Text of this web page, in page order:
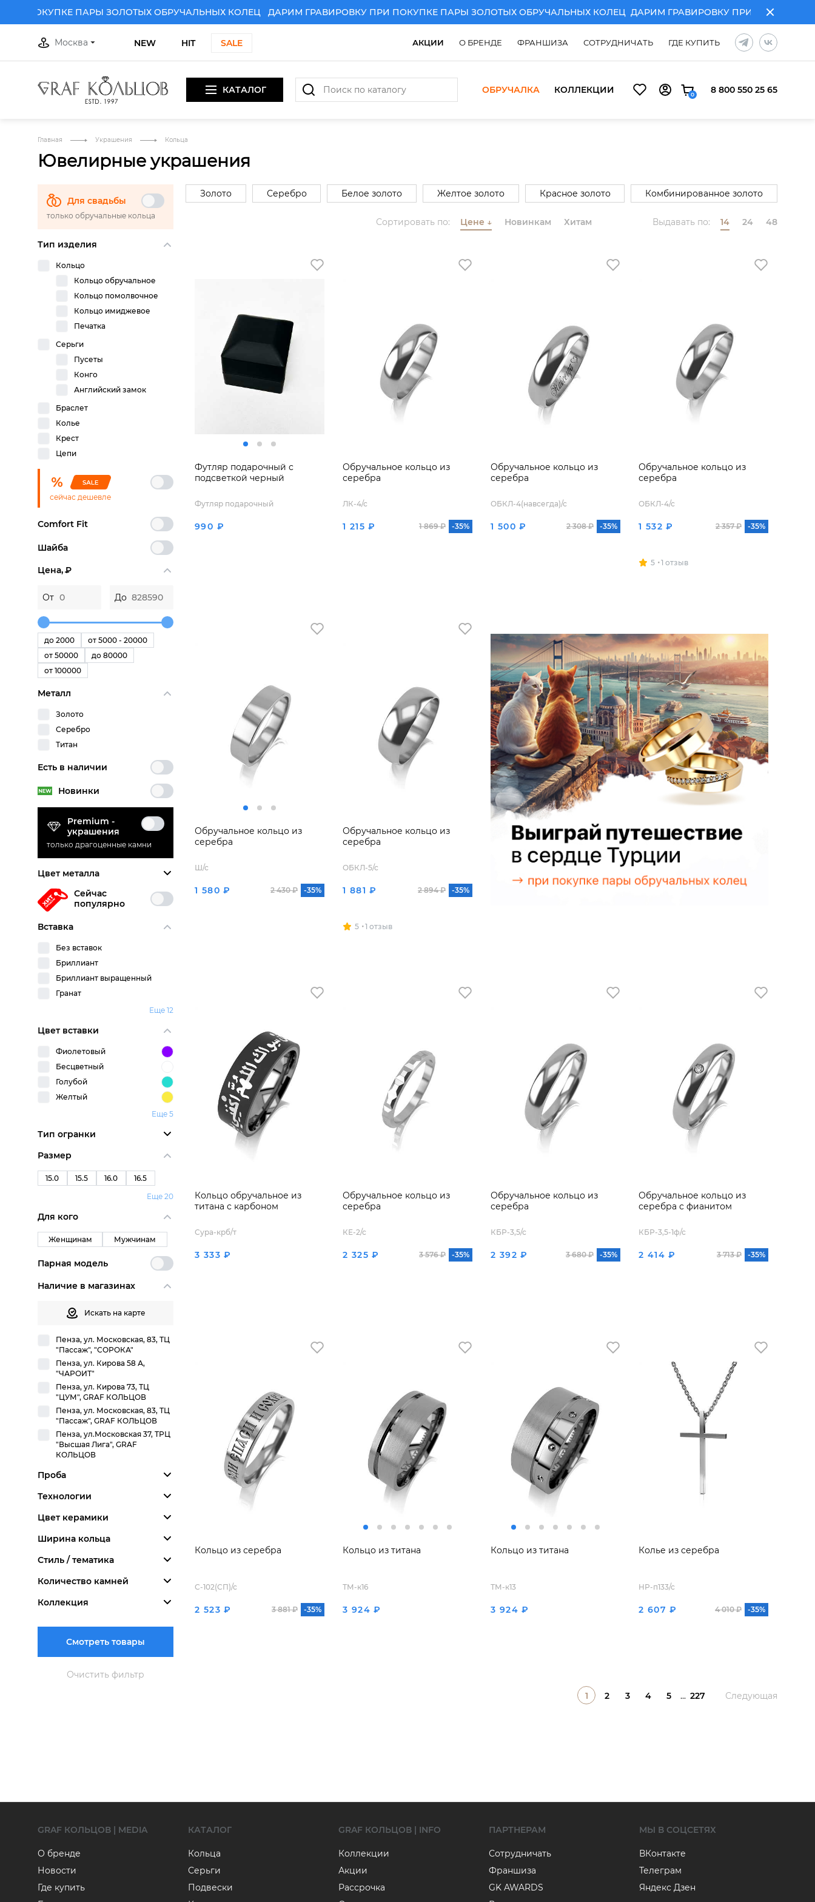
ДАРИМ ГРАВИРОВКУ ПРИ ПОКУПКЕ
ПОКУПКЕ ПАРЫ ЗОЛОТЫХ ОБРУЧАЛЬНЫХ КОЛЕЦ ДАРИМ ГРАВИРОВКУ ПРИ ПОКУПКЕ ПАРЫ ЗОЛОТЫХ ОБРУЧАЛЬНЫХ КОЛЕЦ
Москва NEW HIT SALE АКЦИИ О БРЕНДЕ ФРАНШИЗА СОТРУДНИЧАТЬ ГДЕ КУПИТЬ
КАТАЛОГ ОБРУЧАЛКА КОЛЛЕКЦИИ 0 8 800 550 25 65
Главная Украшения Кольца
Ювелирные украшения
Для свадьбы
только обручальные кольца
Тип изделия
Кольцо
Кольцо обручальное
Кольцо помолвочное
Кольцо имиджевое
Печатка
Серьги
Пусеты
Конго
Английский замок
Браслет
Колье
Крест
Цепи
сейчас дешевле
Comfort Fit
Шайба
Цена,P
От До
до 2000
от 5000 - 20000
от 50000
до 80000
от 100000
Металл
Золото
Серебро
Титан
Есть в наличии
Новинки
Premium -
украшения
только драгоценные камни
Цвет металла
Сейчас
популярно
Вставка
Без вставок
Бриллиант
Бриллиант выращенный
Гранат
Еще 12
Цвет вставки
Фиолетовый
Бесцветный
Голубой
Желтый
Еще 5
Тип огранки
Размер
15.0 15.5 16.0
16.5
Еще 20
Для кого
Женщинам Мужчинам
Парная модель
Наличие в магазинах
Искать на карте
Пенза, ул. Московская, 83, ТЦ
"Пассаж", "СОРОКА"
Пенза, ул. Кирова 58 А,
"ЧАРОИТ"
Пенза, ул. Кирова 73, ТЦ
"ЦУМ", GRAF КОЛЬЦОВ
Пенза, ул. Московская, 83, ТЦ
"Пассаж", GRAF КОЛЬЦОВ
Пенза, ул.Московская 37, ТРЦ
"Высшая Лига", GRAF
КОЛЬЦОВ
Проба
Технологии
Цвет керамики
Ширина кольца
Стиль / тематика
Количество камней
Коллекция
Смотреть товары
Очистить фильтр
Золото Серебро Белое золото Желтое золото Красное золото Комбинированное золото
Сортировать по: Цене ↓ Новинкам Хитам Выдавать по: 14 24 48
Футляр подарочный с
подсветкой черный
Футляр подарочный
990 ₽
Обручальное кольцо из
серебра
ЛК-4/с
1 215 ₽ 1 869 ₽ -35%
Обручальное кольцо из
серебра
ОБКЛ-4(навсегда)/с
1 500 ₽ 2 308 ₽ -35%
Обручальное кольцо из
серебра
ОБКЛ-4/с
1 532 ₽ 2 357 ₽ -35%
5 1 отзыв
Обручальное кольцо из
серебра
Ш/с
1 580 ₽ 2 430 ₽ -35%
Обручальное кольцо из
серебра
ОБКЛ-5/с
1 881 ₽ 2 894 ₽ -35%
5 1 отзыв
Кольцо обручальное из
титана с карбоном
Сура-крб/т
3 333 ₽
Обручальное кольцо из
серебра
КЕ-2/с
2 325 ₽ 3 576 ₽ -35%
Обручальное кольцо из
серебра
КБР-3,5/с
2 392 ₽ 3 680 ₽ -35%
Обручальное кольцо из
серебра с фианитом
КБР-3,5-1ф/с
2 414 ₽ 3 713 ₽ -35%
Кольцо из серебра
С-102(СП)/с
2 523 ₽ 3 881 ₽ -35%
Кольцо из титана
ТМ-к16
3 924 ₽
Кольцо из титана
ТМ-к13
3 924 ₽
Колье из серебра
HP-п133/с
2 607 ₽ 4 010 ₽ -35%
1 2 3 4 5 ... 227 Следующая
GRAF КОЛЬЦОВ | MEDIA
О бренде
Новости
Где купить
КАТАЛОГ
Кольца
Серьги
Подвески
GRAF КОЛЬЦОВ | INFO
Коллекции
Акции
Рассрочка
ПАРТНЕРАМ
Сотрудничать
Франшиза
GK AWARDS
МЫ В СОЦСЕТЯХ
ВКонтакте
Телеграм
Яндекс Дзен